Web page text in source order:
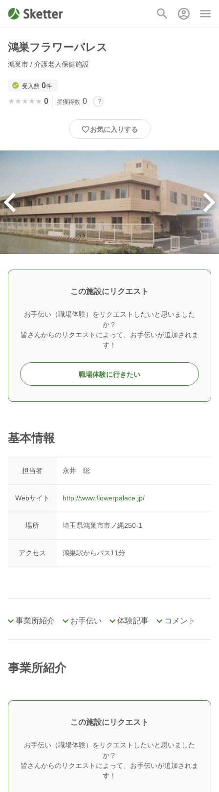
鴻巣フラワーパレス
鴻巣市 / 介護老人保健施設
受入数 0件
★★★★★
★★★★★ 0 星獲得数 0
お気に入りする
この施設にリクエスト
お手伝い（職場体験）をリクエストしたいと思いました
か？
皆さんからのリクエストによって、お手伝いが追加されま
す！
職場体験に行きたい
基本情報
担当者 永井 聡
Webサイト http://www.flowerpalace.jp/
場所 埼玉県鴻巣市市ノ縄250-1
アクセス 鴻巣駅からバス11分
事業所紹介 お手伝い 体験記事 コメント
事業所紹介
この施設にリクエスト
お手伝い（職場体験）をリクエストしたいと思いました
か？
皆さんからのリクエストによって、お手伝いが追加されま
す！